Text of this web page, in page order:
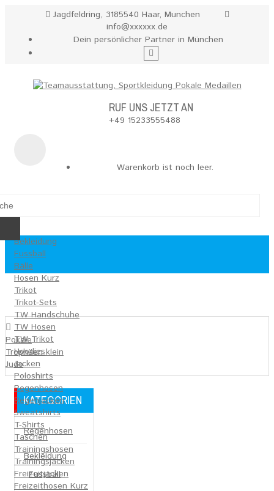
Jagdfeldring, 3185540 Haar, Munchen
info@xxxxxx.de
Dein persönlicher Partner in München
RUF UNS JETZT AN
+49 15233555488
Warenkorb ist noch leer.
Bekleidung
Fussball
Bälle
Hosen Kurz
Trikot
Trikot-Sets
TW Handschuhe
TW Hosen
TW Trikot
Hoodies
Jacken
Poloshirts
Regenhosen
Regenjacken
Sweatshirts
T-Shirts
Taschen
Trainingshosen
Trainingsjacken
Freizeitjacken
Freizeithosen Kurz
Pokale
Trophäen klein
Judo
KATEGORIEN
Regenhosen
Bekleidung
Fussball